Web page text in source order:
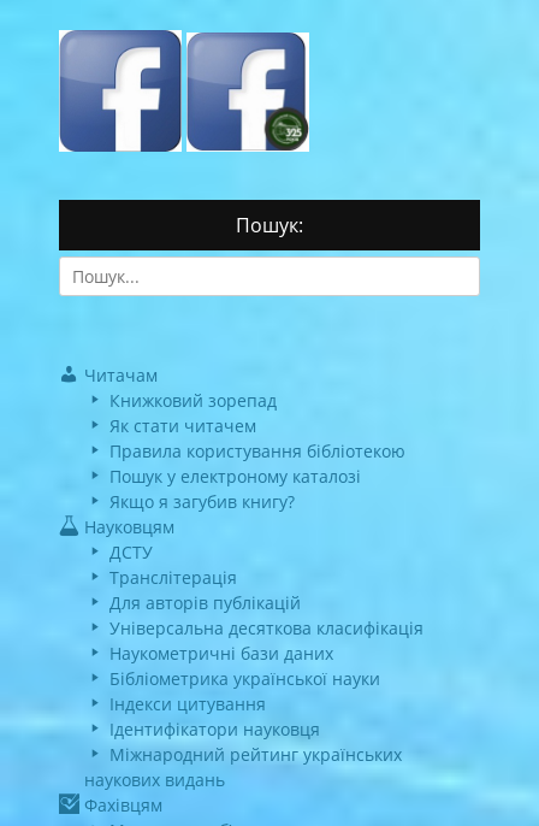
Пошук:
Search
for:
Читачам
Книжковий зорепад
Як стати читачем
Правила користування бібліотекою
Пошук у електроному каталозі
Якщо я загубив книгу?
Науковцям
ДСТУ
Транслітерація
Для авторів публікацій
Універсальна десяткова класифікація
Наукометричні бази даних
Бібліометрика української науки
Індекси цитування
Ідентифікатори науковця
Міжнародний рейтинг українських
наукових видань
Фахівцям